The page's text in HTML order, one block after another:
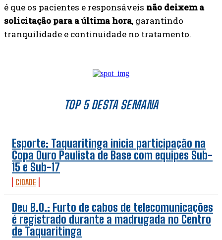
TOP 5 DESTA SEMANA
Esporte: Taquaritinga inicia participação na
Copa Ouro Paulista de Base com equipes Sub-
15 e Sub-17
CIDADE
Deu B.O.: Furto de cabos de telecomunicações
é registrado durante a madrugada no Centro
de Taquaritinga
é que os pacientes e responsáveis não deixem a
solicitação para a última hora, garantindo
tranquilidade e continuidade no tratamento.